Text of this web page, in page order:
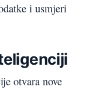
i usmjeri
otvara nove